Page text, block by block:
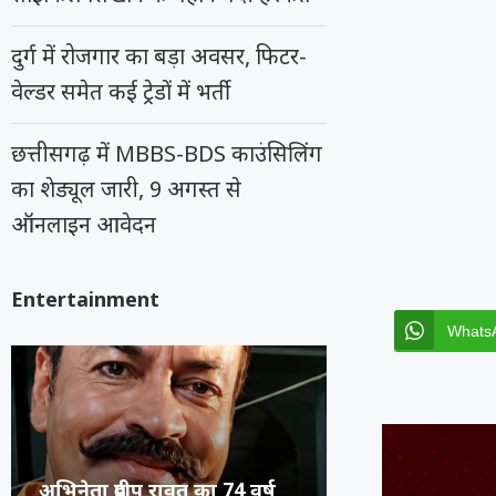
दुर्ग में रोजगार का बड़ा अवसर, फिटर-
वेल्डर समेत कई ट्रेडों में भर्ती
छत्तीसगढ़ में MBBS-BDS काउंसिलिंग
का शेड्यूल जारी, 9 अगस्त से
ऑनलाइन आवेदन
Entertainment
कंगना ने Gen Z को कहा
सुप्रीम कोर्ट का
रूंगटा
राष्ट्रीय नृत्य